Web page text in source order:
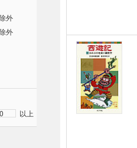
外
外
0 以上